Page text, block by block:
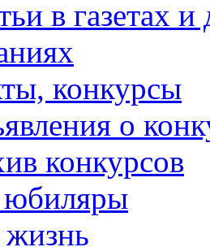
в газетах
конкурсы
о
конкурсов